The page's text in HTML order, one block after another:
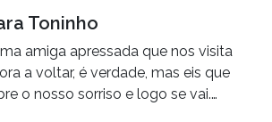
Toninho
amiga apressada que nos visita
a voltar, é verdade, mas eis que
o nosso sorriso e logo se vai.…